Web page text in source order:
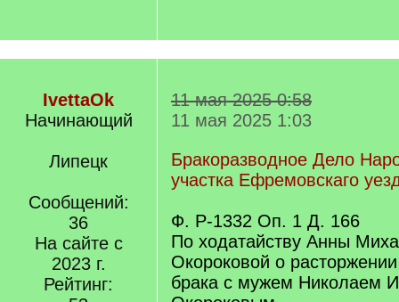
IvettaOk
Начинающий
Липецк
Сообщений:
36
На сайте с
2023 г.
Рейтинг:
11 мая 2025 0:58
11 мая 2025 1:03
Бракоразводное Дело
участка Ефремовскаго
Ф. Р-1332 Оп. 1 Д. 166
По ходатайству Анны
Окороковой о расторжении
брака с мужем Николаем